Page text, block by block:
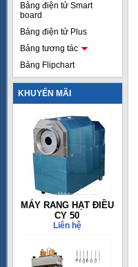
Bảng điện tử Smart
board
Bảng điện tử Plus
Bảng tương tác
Bảng Flipchart
KHUYẾN MÃI
MÁY RANG HẠT ĐIỀU
CY 50
Liên hệ